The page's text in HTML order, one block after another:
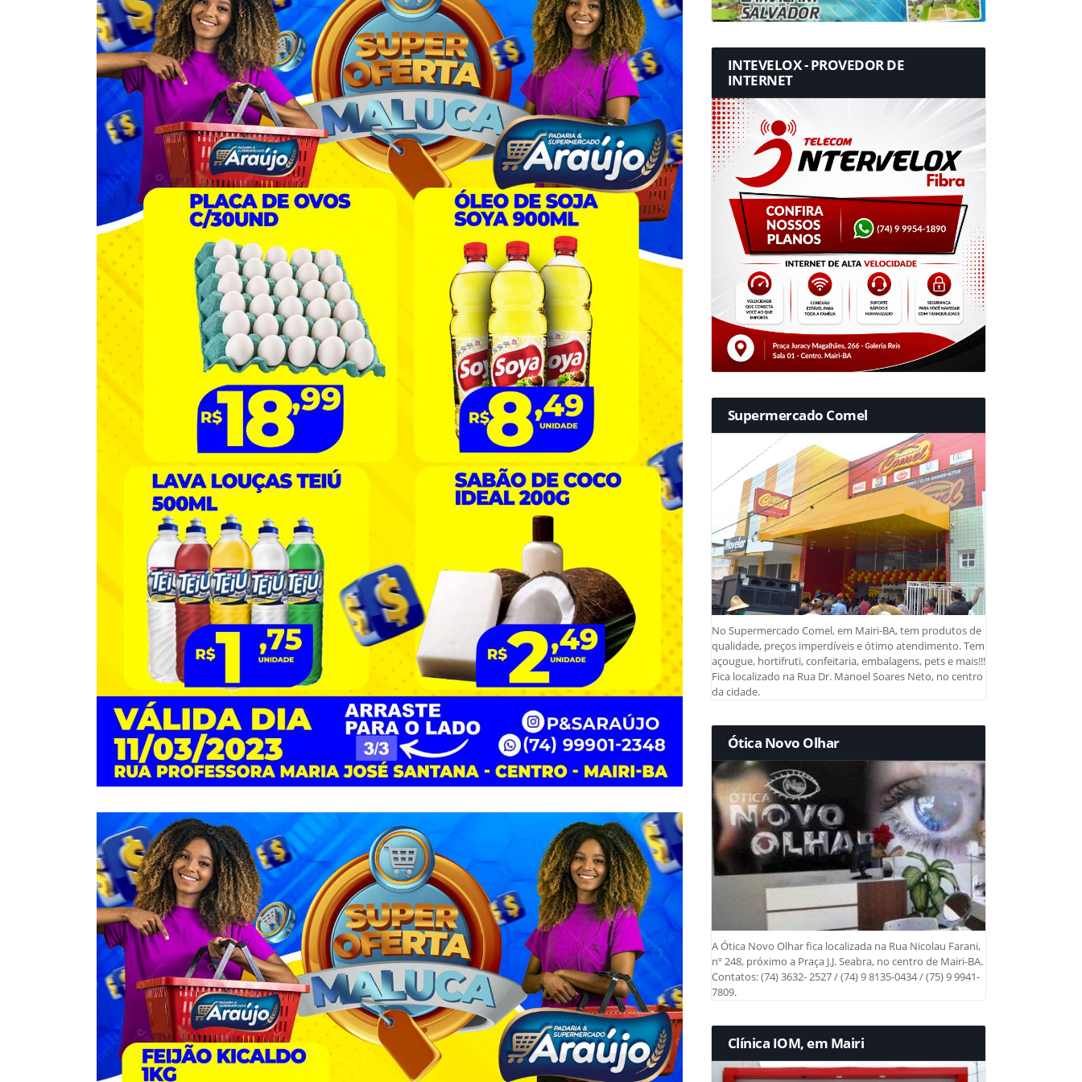
INTEVELOX - PROVEDOR DE
INTERNET
Supermercado Comel
No Supermercado Comel, em Mairi-BA, tem produtos de
qualidade, preços imperdíveis e ótimo atendimento. Tem
açougue, hortifruti, confeitaria, embalagens, pets e mais!!!
Fica localizado na Rua Dr. Manoel Soares Neto, no centro
da cidade.
Ótica Novo Olhar
A Ótica Novo Olhar fica localizada na Rua Nicolau Farani,
nº 248, próximo a Praça J.J. Seabra, no centro de Mairi-BA.
Contatos: (74) 3632- 2527 / (74) 9 8135-0434 / (75) 9 9941-
7809.
Clínica IOM, em Mairi